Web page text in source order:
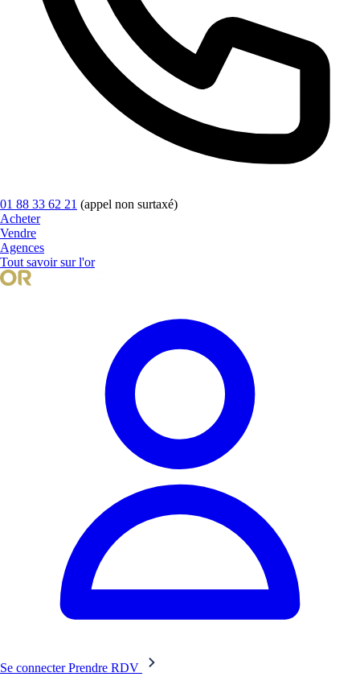
01 88 33 62 21 (appel non surtaxé)
Acheter
Vendre
Agences
Tout savoir sur l'or
Se connecter Prendre RDV